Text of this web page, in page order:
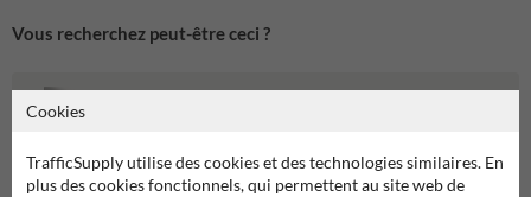
Vous recherchez peut-être ceci ?
Cookies
TrafficSupply utilise des cookies et des technologies similaires. En
plus des cookies fonctionnels, qui permettent au site web de